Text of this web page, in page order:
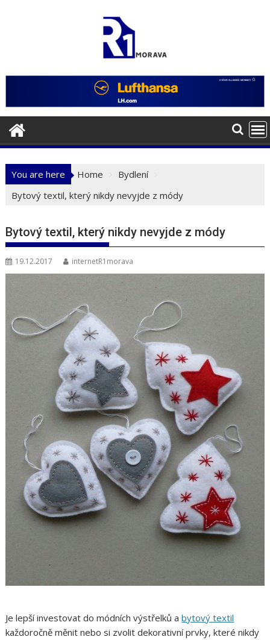
You are here Home
Bydlení
Bytový textil, který nikdy nevyjde z módy
Bytový textil, který nikdy nevyjde z módy
19.12.2017 internetR1morava
Je lepší investovat do módních výstřelků abytový textil
každoročně měnit nebo si zvolit dekorativní prvky, které nikdy